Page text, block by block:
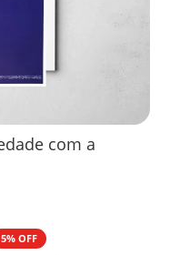
com a
5% OFF